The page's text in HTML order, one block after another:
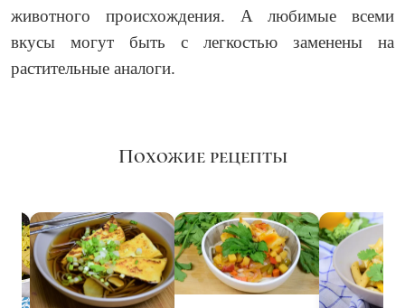
животного происхождения. А любимые всеми
вкусы могут быть с легкостью заменены на
растительные аналоги.
Похожие рецепты